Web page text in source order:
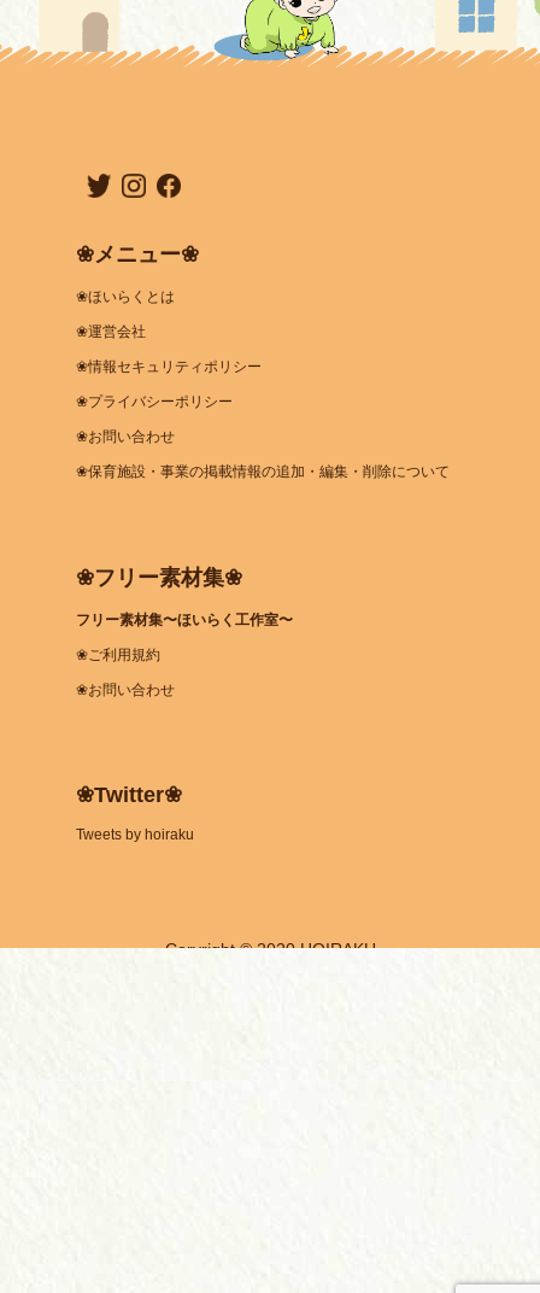
❀メニュー❀
❀ほいらくとは
❀運営会社
❀情報セキュリティポリシー
❀プライバシーポリシー
❀お問い合わせ
❀保育施設・事業の掲載情報の追加・編集・削除について
❀フリー素材集❀
フリー素材集〜ほいらく工作室〜
❀ご利用規約
❀お問い合わせ
❀Twitter❀
Tweets by hoiraku
Coryright © 2020 HOIRAKU